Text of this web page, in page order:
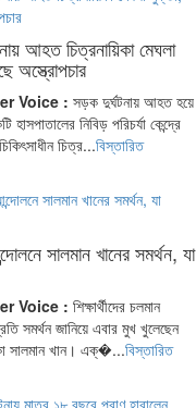
আহত চিত্রনায়িকা মেঘলা
অস্ত্রোপচার
Voice : সড়ক দুর্ঘটনায় আহত হয়ে
হাসপাতালের নিবিড় পরিচর্যা কেন্দ্রে
চিত্র...বিস্তারিত
সালমান খানের সমর্থন, যা
Voice : শিক্ষার্থীদের চলমান
সমর্থন জানিয়ে এবার মুখ খুলেছেন
সালমান খান। এক্�...বিস্তারিত